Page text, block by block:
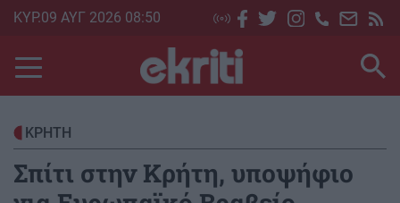
Skip
main
content
ΚΥΡ.09 ΑΥΓ 2026 08:50
ΚΡΗΤΗ
Σπίτι στην Κρήτη, υποψήφιο